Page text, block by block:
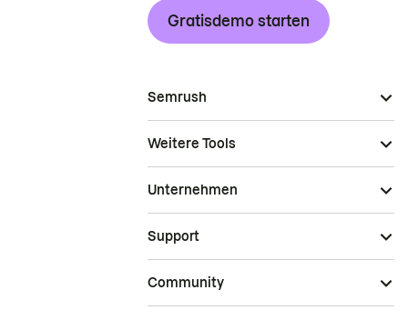
Gratisdemo starten
Semrush
Weitere Tools
Unternehmen
Support
Community